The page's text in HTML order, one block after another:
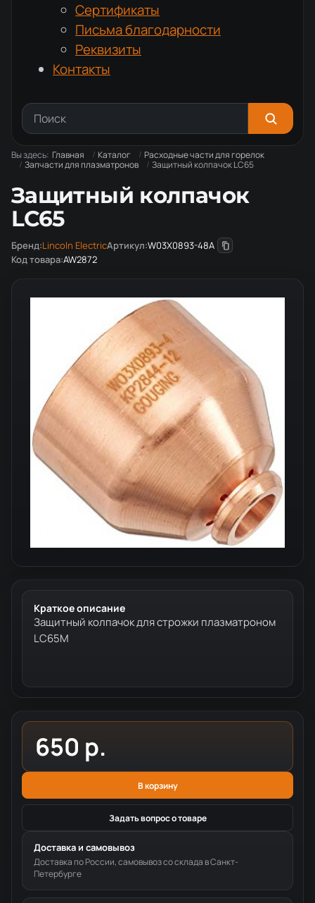
Сертификаты
Письма благодарности
Реквизиты
Контакты
Вы здесь: Главная Каталог
Расходные части для горелок
Запчасти для плазматронов
Защитный колпачок LC65
Защитный колпачок
LC65
Бренд:Lincoln ElectricАртикул:W03X0893-48A
Код товара:AW2872
Краткое описание
Защитный колпачок для строжки плазматроном
LC65M
650 р.
В корзину
Задать вопрос о товаре
Доставка и самовывоз
Доставка по России, самовывоз со склада в Санкт-
Петербурге